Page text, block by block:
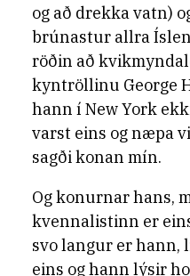
og að drekka vatn)
brúnastur allra
röðin að
kyntröllinu George
hann í New York
varst eins og næpa
sagði konan mín.
Og konurnar hans,
kvennalistinn er
svo langur er
eins og hann lýsir